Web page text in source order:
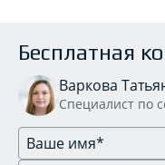
Бесплатная
Варкова
Специалист по